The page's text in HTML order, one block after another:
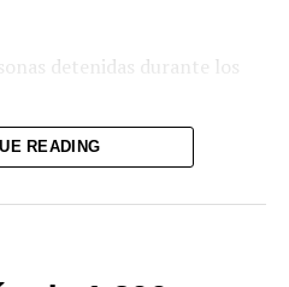
detenidas durante los
localizadas en los
de las intervenciones, las
contenedores y
instalaciones.
READING